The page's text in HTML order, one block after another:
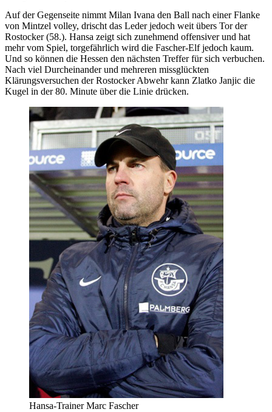
Auf der Gegenseite nimmt Milan Ivana den Ball nach einer Flanke
von Mintzel volley, drischt das Leder jedoch weit übers Tor der
Rostocker (58.). Hansa zeigt sich zunehmend offensiver und hat
mehr vom Spiel, torgefährlich wird die Fascher-Elf jedoch kaum.
Und so können die Hessen den nächsten Treffer für sich verbuchen.
Nach viel Durcheinander und mehreren missglückten
Klärungsversuchen der Rostocker Abwehr kann Zlatko Janjic die
Kugel in der 80. Minute über die Linie drücken.
Hansa-Trainer Marc Fascher